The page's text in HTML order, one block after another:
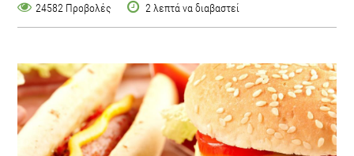
24582 Προβολές
2 λεπτά να διαβαστεί